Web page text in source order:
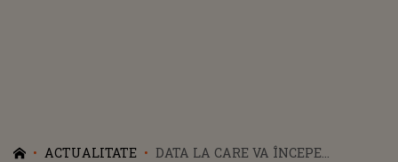
ACTUALITATE
DATA LA CARE VA ÎNCEPE